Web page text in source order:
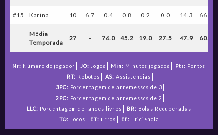
#15 Karina 10 6.7 0.4 0.8 0.2 0.0 14.3 66.7
Média
Temporada
27 - 76.0 45.2 19.0 27.5 47.9 60.3
Nr: Número do jogador JO: Jogos Min: Minutos jogados Pts: Pontos
RT: Rebotes AS: Assistências
3PC: Porcentagem de arremessos de 3
2PC: Porcentagem de arremessos de 2
LLC: Porcentagem de lances livres BR: Bolas Recuperadas
TO: Tocos ET: Erros EF: Eficiência